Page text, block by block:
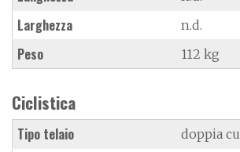
Larghezza n.d.
Peso 112 kg
Ciclistica
Tipo telaio doppia